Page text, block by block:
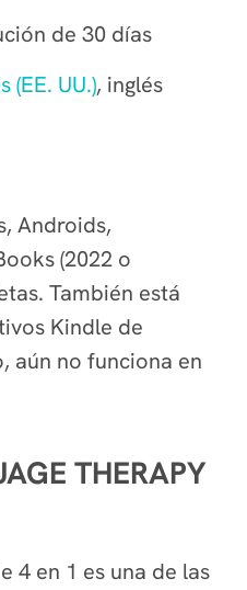
de 30 días
(EE. UU.), inglés
Androids,
(2022 o
También está
Kindle de
aún no funciona en
THERAPY
4 en 1 es una de las